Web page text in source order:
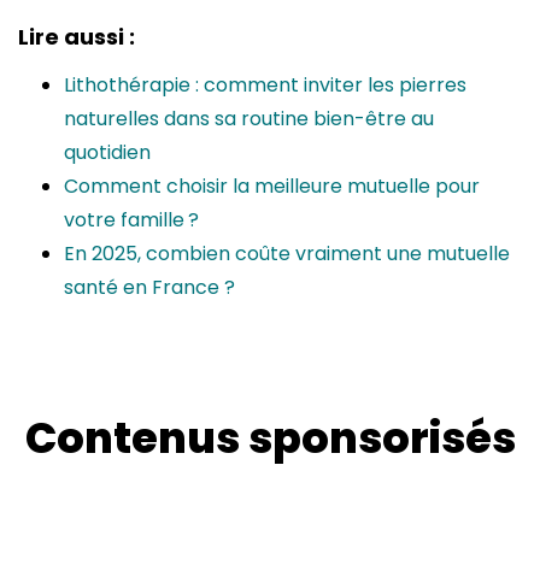
Lire aussi :
Lithothérapie : comment inviter les pierres
naturelles dans sa routine bien-être au
quotidien
Comment choisir la meilleure mutuelle pour
votre famille ?
En 2025, combien coûte vraiment une mutuelle
santé en France ?
Contenus sponsorisés